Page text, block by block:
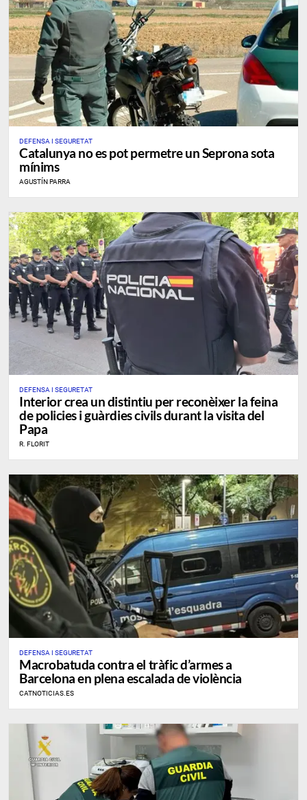
DEFENSA I SEGURETAT
Catalunya no es pot permetre un Seprona sota
mínims
AGUSTÍN PARRA
DEFENSA I SEGURETAT
Interior crea un distintiu per reconèixer la feina
de policies i guàrdies civils durant la visita del
Papa
R. FLORIT
DEFENSA I SEGURETAT
​Macrobatuda contra el tràfic d’armes a
Barcelona en plena escalada de violència
CATNOTICIAS.ES